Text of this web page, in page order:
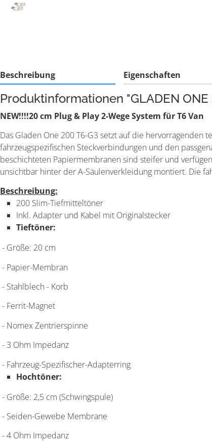
Beschreibung Eigenschaften
Produktinformationen "GLADEN ONE
NEW!!!!20 cm Plug & Play 2-Wege System für T6 Van
Das Gladen One 200 T6-G3 setzt auf die hervorragenden
fahrzeugspezifischen Steckverbindungen und den
beschichteten Papiermembranen sind steifer und
unsichtbar hinter der A-Säulenverkleidung montiert. Die
Beschreibung:
200 Slim-Tiefmitteltöner
Inkl. Adapter und Kabel mit Originalstecker
Tieftöner:
- Größe: 20 cm
- Papier-Membran
- Stahlblech - Korb
- Ferrit-Magnet
- Nomex Zentrierspinne
- 3 Ohm Impedanz
- Fahrzeug-Spezifischer-Adapterring
Hochtöner:
- Größe: 2,5 cm (Schwingspule)
- Seiden-Gewebe Membrane
- 4 Ohm Impedanz